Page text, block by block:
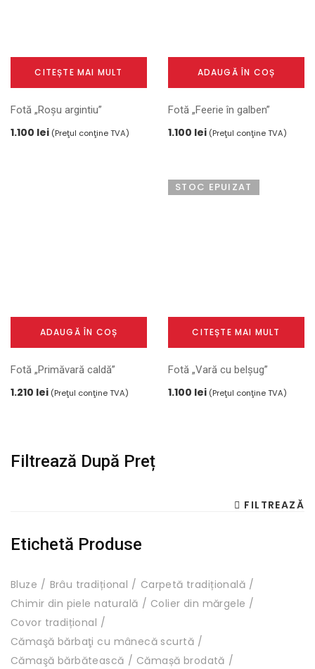
CITEȘTE MAI MULT
Fotă „Roșu argintiu”
1.100 lei (Preţul conţine TVA)
ADAUGĂ ÎN COȘ
Fotă „Feerie în galben”
1.100 lei (Preţul conţine TVA)
ADAUGĂ ÎN COȘ
Fotă „Primăvară caldă”
1.210 lei (Preţul conţine TVA)
STOC EPUIZAT
CITEȘTE MAI MULT
Fotă „Vară cu belșug”
1.100 lei (Preţul conţine TVA)
Filtrează După Preț
FILTREAZĂ
Etichetă Produse
Bluze Brâu tradițional
Carpetă tradițională
Chimir din piele naturală
Colier din mărgele
Covor tradițional
Cămaşă bărbaţi cu mânecă scurtă
Cămaşă bărbătească
Cămașă brodată